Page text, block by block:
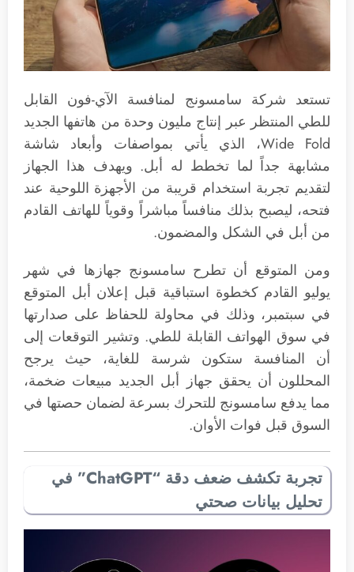
تستعد شركة سامسونج لمنافسة الآي-فون القابل
للطي المنتظر عبر إنتاج مليون وحدة من هاتفها الجديد
Wide Fold، الذي يأتي بمواصفات وأبعاد شاشة
مشابهة جداً لما تخطط له أبل. ويهدف هذا الجهاز
لتقديم تجربة استخدام قريبة من الأجهزة اللوحية عند
فتحه، ليصبح بذلك منافساً مباشراً وقوياً للهاتف القادم
من أبل في الشكل والمضمون.
ومن المتوقع أن تطرح سامسونج جهازها في شهر
يوليو القادم كخطوة استباقية قبل إعلان أبل المتوقع
في سبتمبر، وذلك في محاولة للحفاظ على صدارتها
في سوق الهواتف القابلة للطي. وتشير التوقعات إلى
أن المنافسة ستكون شرسة للغاية، حيث يرجح
المحللون أن يحقق جهاز أبل الجديد مبيعات ضخمة،
مما يدفع سامسونج للتحرك بسرعة لضمان حصتها في
السوق قبل فوات الأوان.
تجربة تكشف ضعف دقة “ChatGPT” في
تحليل بيانات صحتي